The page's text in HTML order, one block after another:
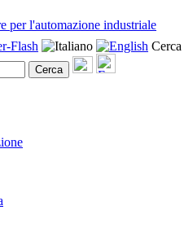
per l'automazione industriale
Flash
Cerca
Cerca